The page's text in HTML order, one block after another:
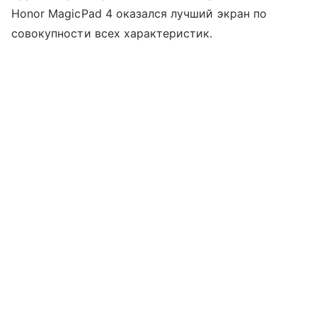
Honor MagicPad 4 оказался лучший экран по
совокупности всех характеристик.